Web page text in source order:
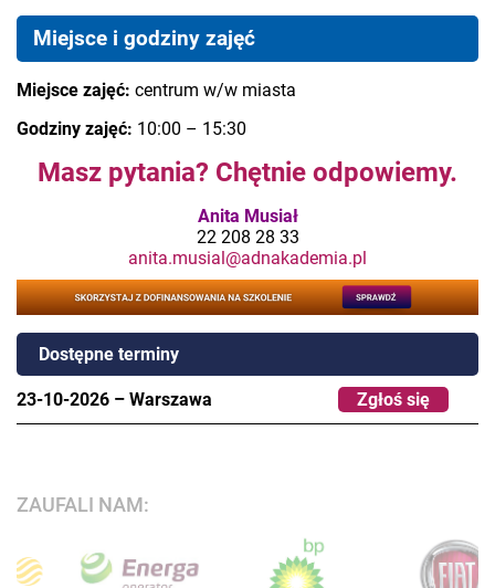
Miejsce i godziny zajęć
Miejsce zajęć: centrum w/w miasta
Godziny zajęć: 10:00 – 15:30
Masz pytania? Chętnie odpowiemy.
Anita Musiał
22 208 28 33
anita.musial@adnakademia.pl
Dostępne terminy
23-10-2026 – Warszawa Zgłoś się
ZAUFALI NAM: